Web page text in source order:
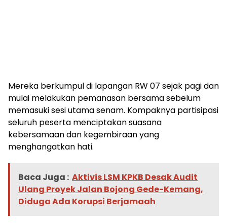
Mereka berkumpul di lapangan RW 07 sejak pagi dan
mulai melakukan pemanasan bersama sebelum
memasuki sesi utama senam. Kompaknya partisipasi
seluruh peserta menciptakan suasana
kebersamaan dan kegembiraan yang
menghangatkan hati.
Baca Juga : Aktivis LSM KPKB Desak Audit
Ulang Proyek Jalan Bojong Gede-Kemang,
Diduga Ada Korupsi Berjamaah